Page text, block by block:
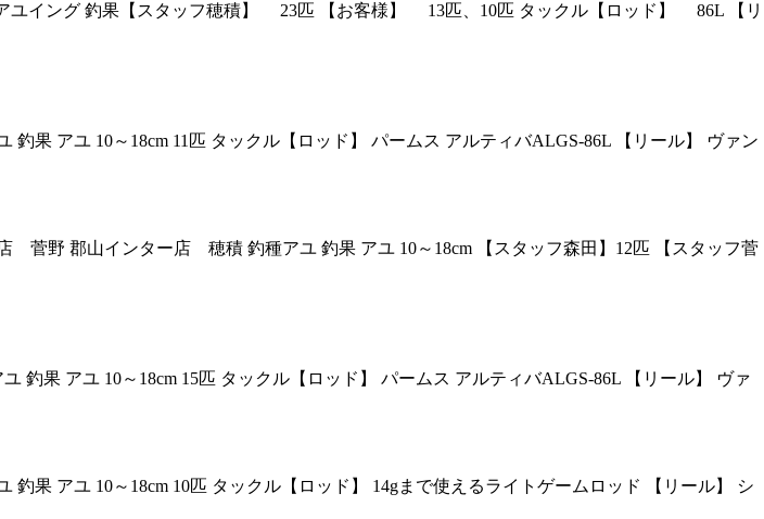
アユイング 釣果【スタッフ穂積】 23匹 【お客様】 13匹、10匹 タックル【ロッド】 86L 【リ
果 アユ 10～18cm 11匹 タックル【ロッド】 パームス アルティバALGS-86L 【リール】 ヴァン
菅野 郡山インター店 穂積 釣種アユ 釣果 アユ 10～18cm 【スタッフ森田】12匹 【スタッフ菅
釣果 アユ 10～18cm 15匹 タックル【ロッド】 パームス アルティバALGS-86L 【リール】 ヴァ
果 アユ 10～18cm 10匹 タックル【ロッド】 14gまで使えるライトゲームロッド 【リール】 シ